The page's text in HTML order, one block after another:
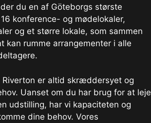
du en af Göteborgs største
konference- og mødelokaler,
og et større lokale, som sammen
kan rumme arrangementer i alle
er altid skræddersyet og
Uanset om du har brug for at leje
udstilling, har vi kapaciteten og
dine behov. Vores